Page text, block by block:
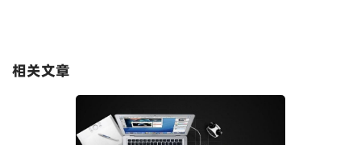
相关文章